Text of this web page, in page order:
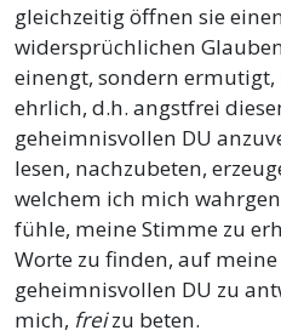
gleichzeitig öffnen sie
widersprüchlichen
einengt, sondern
ehrlich, d.h. angstfrei
geheimnisvollen DU
lesen, nachzubeten,
welchem ich mich
fühle, meine Stimme zu
Worte zu finden, auf meine
geheimnisvollen DU zu
mich, freizu beten.